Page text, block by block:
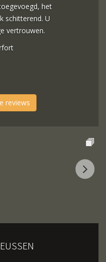
het
schitterend. U
vertrouwen.
reviews